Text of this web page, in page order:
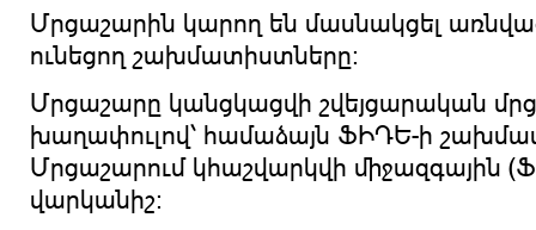
Մրցաշարին կարող են մասնակցել
ունեցող շախմատիստները:
Մրցաշարը կանցկացվի շվեյցարական
խաղափուլով՝ համաձայն ՖԻԴԵ-ի
Մրցաշարում կհաշվարկվի միջազգային
վարկանիշ։